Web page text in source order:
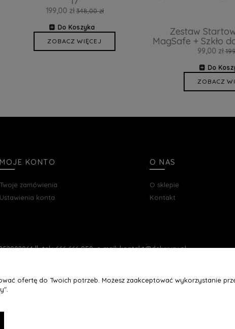
199,00 zł 348,00 zł
Do Koszyka
ZOBACZ WIĘCEJ
Zestaw
MagSafe + Szkło
99,00 zł
Do
ZOBACZ
MOJE KONTO
Twoje zamówienia
Ustawienia konta
O NAS
O sklepie
Kontakt
|| tel.: 666 666 950, e-mail: kontakt@deluxury.pl
All rights reserved
ofertę do Twoich potrzeb. Możesz zaakceptować wykorzystanie